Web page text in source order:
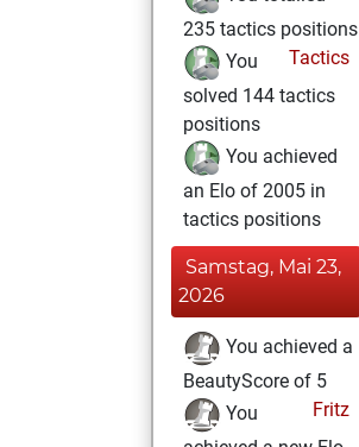
235 tactics positions
Tactics
You
solved 144 tactics
positions
You achieved
an Elo of 2005 in
tactics positions
Samstag, Mai 23,
2026
You achieved a
BeautyScore of 5
Fritz
You